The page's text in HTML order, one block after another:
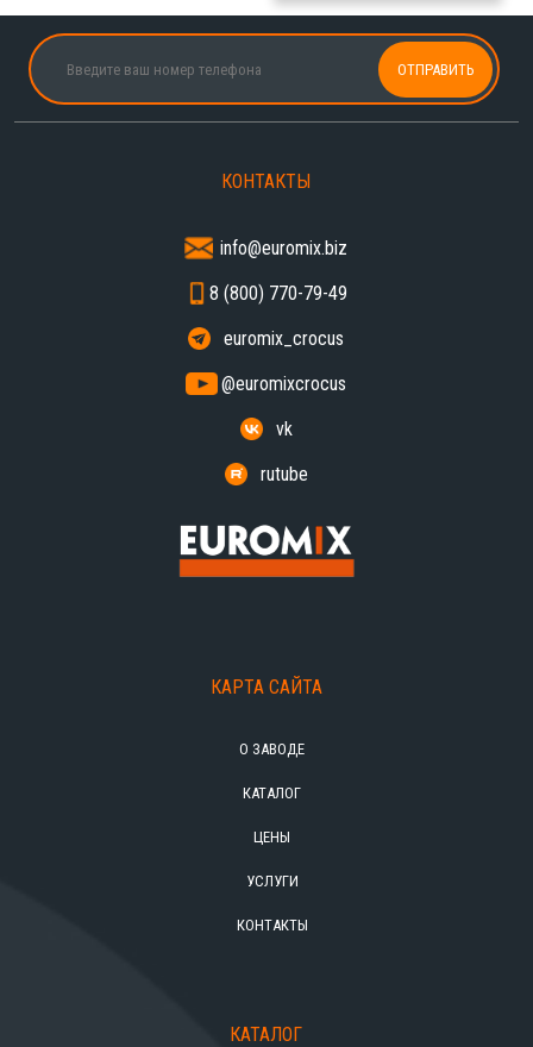
КОНТАКТЫ
info@euromix.biz
8 (800) 770-79-49
euromix_crocus
@euromixcrocus
vk
rutube
КАРТА САЙТА
О ЗАВОДЕ
КАТАЛОГ
ЦЕНЫ
УСЛУГИ
КОНТАКТЫ
КАТАЛОГ